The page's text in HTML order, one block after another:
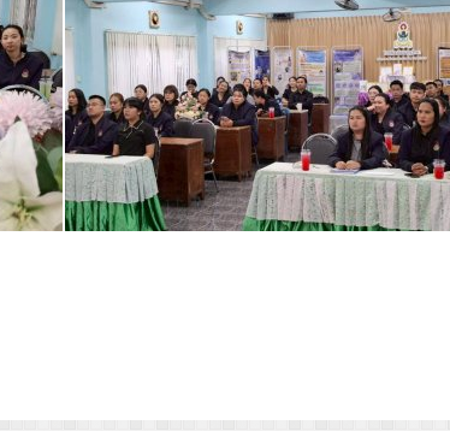
าชชนนีพันปีหลวง
บาทสมเด็จพระบรมชนกาธิเบศรฯ